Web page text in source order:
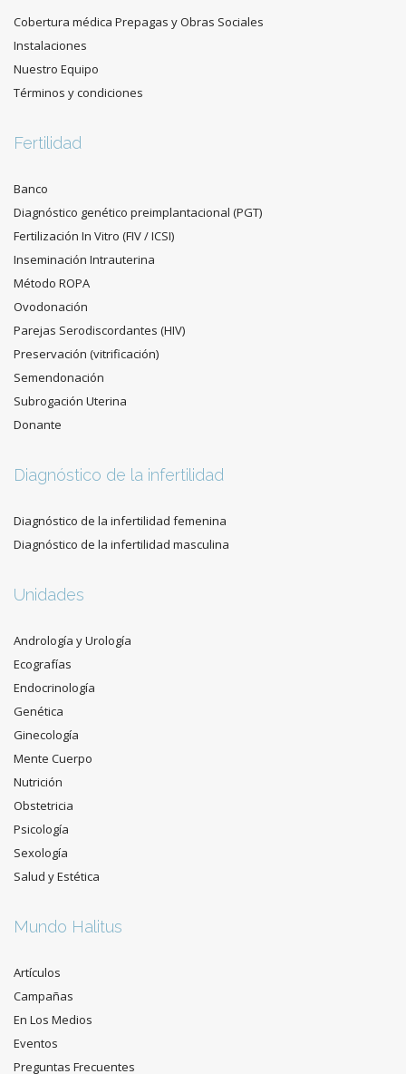
Cobertura médica Prepagas y Obras Sociales
Instalaciones
Nuestro Equipo
Términos y condiciones
Fertilidad
Banco
Diagnóstico genético preimplantacional (PGT)
Fertilización In Vitro (FIV / ICSI)
Inseminación Intrauterina
Método ROPA
Ovodonación
Parejas Serodiscordantes (HIV)
Preservación (vitrificación)
Semendonación
Subrogación Uterina
Donante
Diagnóstico de la infertilidad
Diagnóstico de la infertilidad femenina
Diagnóstico de la infertilidad masculina
Unidades
Andrología y Urología
Ecografías
Endocrinología
Genética
Ginecología
Mente Cuerpo
Nutrición
Obstetricia
Psicología
Sexología
Salud y Estética
Mundo Halitus
Artículos
Campañas
En Los Medios
Eventos
Preguntas Frecuentes